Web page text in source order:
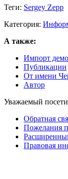
Теги: Sergey Zepp
Категория:
А также:
Импорт
Публикации
От имени
Автор
Уважаемый
Обратная
Пожелания
Правовая